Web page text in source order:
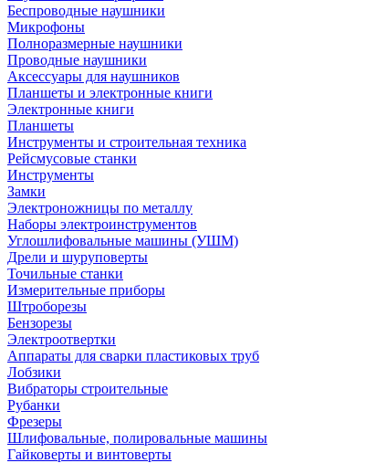
Беспроводные наушники
Микрофоны
Полноразмерные наушники
Проводные наушники
Аксессуары для наушников
Планшеты и электронные книги
Электронные книги
Планшеты
Инструменты и строительная техника
Рейсмусовые станки
Инструменты
Замки
Электроножницы по металлу
Наборы электроинструментов
Углошлифовальные машины (УШМ)
Дрели и шуруповерты
Точильные станки
Измерительные приборы
Штроборезы
Бензорезы
Электроотвертки
Аппараты для сварки пластиковых труб
Лобзики
Вибраторы строительные
Рубанки
Фрезеры
Шлифовальные, полировальные машины
Гайковерты и винтоверты